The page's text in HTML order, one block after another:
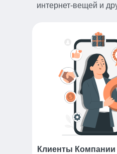
интернет-вещей и
Клиенты Компании